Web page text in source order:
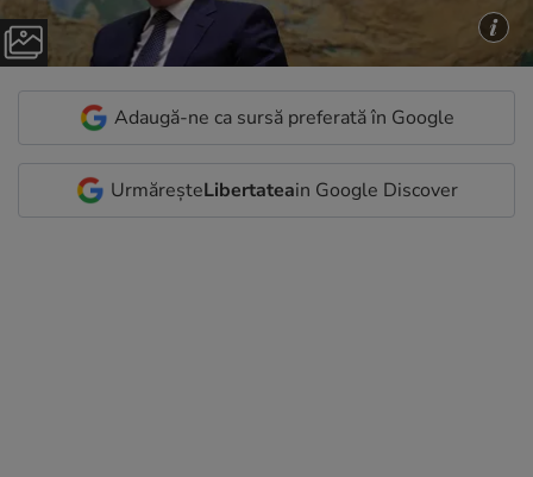
Adaugă-ne ca sursă preferată în Google
UrmăreșteLibertateain Google Discover